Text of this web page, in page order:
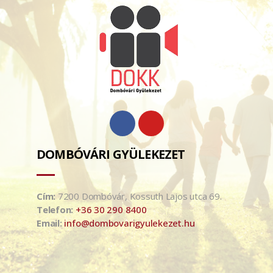
DOMBÓVÁRI GYÜLEKEZET
Cím: 7200 Dombóvár, Kossuth Lajos utca 69.
Telefon: +36 30 290 8400
Email:info@dombovarigyulekezet.hu